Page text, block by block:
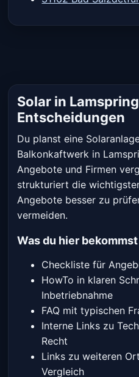
Solar in
Entscheidungen
Du planst eine
Balkonkaftwerk in
Angebote und Firmen
strukturiert die
Angebote besser zu
vermeiden.
Was du hier bekommst
Checkliste für
HowTo in klaren
Inbetriebnahme
FAQ mit typischen
Interne Links zu
Recht
Links zu weiteren
Vergleich